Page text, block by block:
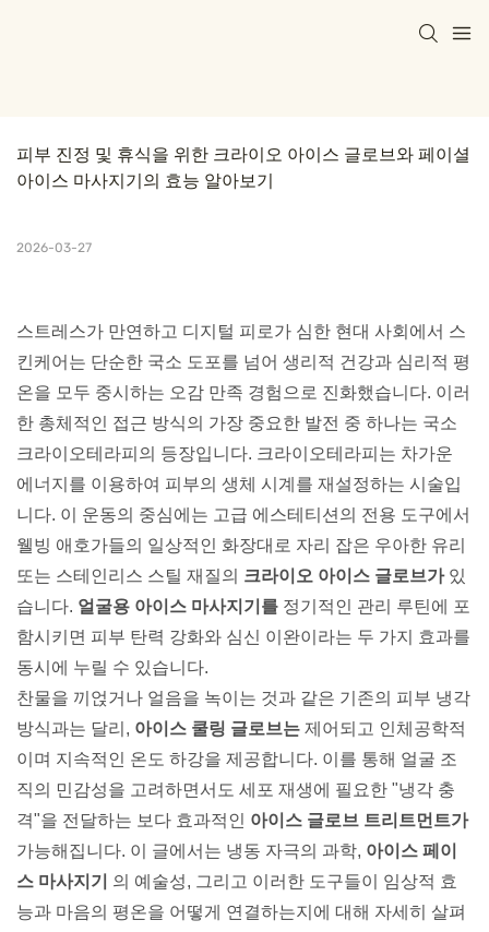
피부 진정 및 휴식을 위한 크라이오 아이스 글로브와 페이셜
아이스 마사지기의 효능 알아보기
2026-03-27
스트레스가 만연하고 디지털 피로가 심한 현대 사회에서 스
킨케어는 단순한 국소 도포를 넘어 생리적 건강과 심리적 평
온을 모두 중시하는 오감 만족 경험으로 진화했습니다. 이러
한 총체적인 접근 방식의 가장 중요한 발전 중 하나는 국소
크라이오테라피의 등장입니다. 크라이오테라피는 차가운
에너지를 이용하여 피부의 생체 시계를 재설정하는 시술입
니다. 이 운동의 중심에는 고급 에스테티션의 전용 도구에서
웰빙 애호가들의 일상적인 화장대로 자리 잡은 우아한 유리
또는 스테인리스 스틸 재질의 크라이오 아이스 글로브가있
습니다. 얼굴용 아이스 마사지기를 정기적인 관리 루틴에 포
함시키면 피부 탄력 강화와 심신 이완이라는 두 가지 효과를
동시에 누릴 수 있습니다.
찬물을 끼얹거나 얼음을 녹이는 것과 같은 기존의 피부 냉각
방식과는 달리, 아이스 쿨링 글로브는 제어되고 인체공학적
이며 지속적인 온도 하강을 제공합니다. 이를 통해 얼굴 조
직의 민감성을 고려하면서도 세포 재생에 필요한 "냉각 충
격"을 전달하는 보다 효과적인 아이스 글로브 트리트먼트가
가능해집니다. 이 글에서는 냉동 자극의 과학, 아이스 페이
스 마사지기
의 예술성, 그리고 이러한 도구들이 임상적 효
능과 마음의 평온을 어떻게 연결하는지에 대해 자세히 살펴